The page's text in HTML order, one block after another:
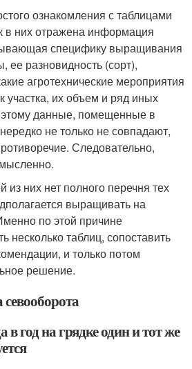
ознакомления с таблицами
в них отражена информация
специфику выращивания
ее разновидность (сорт),
агротехнические мероприятия
участка, их объем и ряд иных
данные, помещенные в
не только не совпадают,
Следовательно,
из них нет полного перечня тех
выращивать на
по этой причине
несколько таблиц, сопоставить
и только потом
решение.
в год на грядке один и тот же